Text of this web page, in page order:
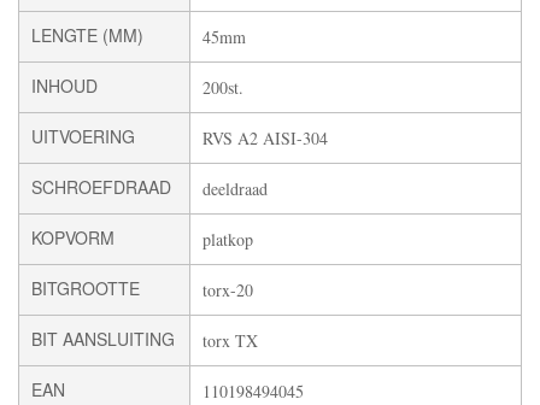
LENGTE (MM) 45mm
INHOUD 200st.
UITVOERING RVS A2 AISI-304
SCHROEFDRAAD deeldraad
KOPVORM platkop
BITGROOTTE torx-20
BIT AANSLUITING torx TX
EAN 110198494045